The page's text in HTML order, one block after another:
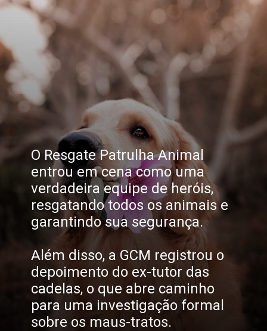
O Resgate Patrulha Animal
entrou em cena como uma
verdadeira equipe de heróis,
resgatando todos os animais e
garantindo sua segurança.
Além disso, a GCM registrou o
depoimento do ex-tutor das
cadelas, o que abre caminho
para uma investigação formal
sobre os maus-tratos.